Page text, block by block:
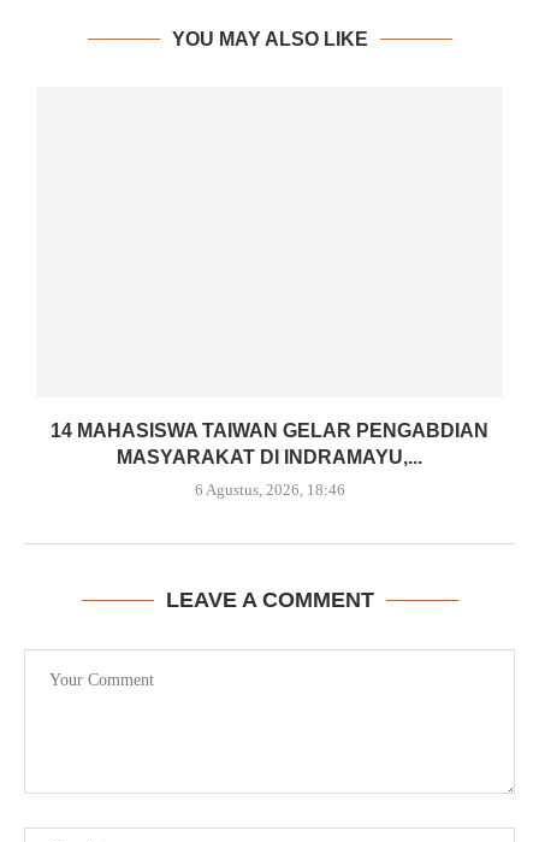
YOU MAY ALSO LIKE
14 MAHASISWA TAIWAN GELAR PENGABDIAN
MASYARAKAT DI INDRAMAYU,...
6 Agustus, 2026, 18:46
LEAVE A COMMENT